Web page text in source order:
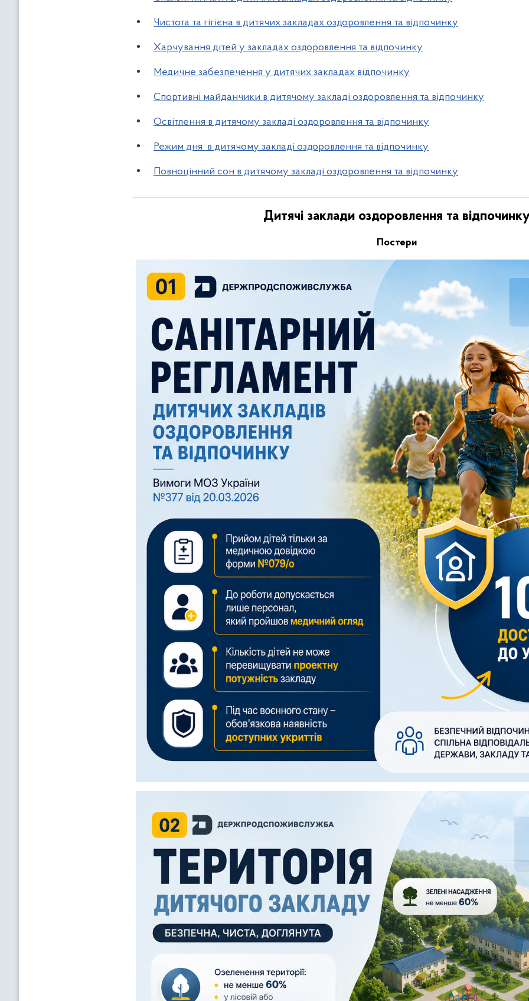
Чистота та гігієна в дитячих закладах оздоровлення та відпочинку
Харчування дітей у закладах оздоровлення та відпочинку
Медичне забезпечення у дитячих закладах відпочинку
Спортивні майданчики в дитячому закладі оздоровлення та відпочинку
Освітлення в дитячому закладі оздоровлення та відпочинку
Режим дня в дитячому закладі оздоровлення та відпочинку
Повноцінний сон в дитячому закладі оздоровлення та відпочинку
Дитячі заклади оздоровлення та
Постери